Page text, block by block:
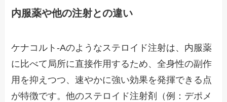
内服薬や他の注射との違い
ケナコルト-Aのようなステロイド注射は、内服薬
に比べて局所に直接作用するため、全身性の副作
用を抑えつつ、速やかに強い効果を発揮できる点
が特徴です。他のステロイド注射剤（例：デポメ